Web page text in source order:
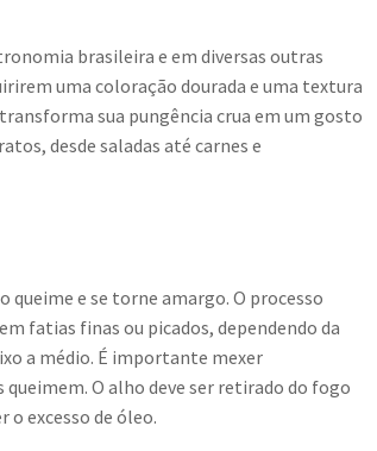
brasileira e em diversas outras
uma coloração dourada e uma textura
sua pungência crua em um gosto
desde saladas até carnes e
e se torne amargo. O processo
fatias finas ou picados, dependendo da
a médio. É importante mexer
O alho deve ser retirado do fogo
excesso de óleo.